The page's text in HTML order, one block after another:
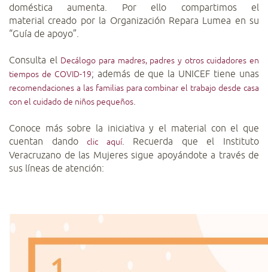
doméstica aumenta. Por ello compartimos el
material creado por la Organización Repara Lumea en su
“Guía de apoyo”.
Consulta el Decálogo para madres, padres y otros cuidadores en
tiempos de COVID-19; además de que la UNICEF tiene unas
recomendaciones a las familias para combinar el trabajo desde casa
con el cuidado de niños pequeños
Conoce más sobre la iniciativa y el material con el que
cuentan dandoclic aquí. Recuerda que el Instituto
Veracruzano de las Mujeres sigue apoyándote a través de
sus líneas de atención: